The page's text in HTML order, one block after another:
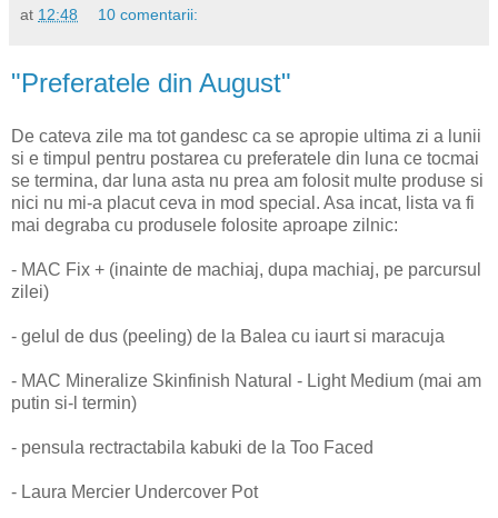
at 12:48 10 comentarii:
"Preferatele din August"
De cateva zile ma tot gandesc ca se apropie ultima zi a lunii
si e timpul pentru postarea cu preferatele din luna ce tocmai
se termina, dar luna asta nu prea am folosit multe produse si
nici nu mi-a placut ceva in mod special. Asa incat, lista va fi
mai degraba cu produsele folosite aproape zilnic:
- MAC Fix + (inainte de machiaj, dupa machiaj, pe parcursul
zilei)
- gelul de dus (peeling) de la Balea cu iaurt si maracuja
- MAC Mineralize Skinfinish Natural - Light Medium (mai am
putin si-l termin)
- pensula rectractabila kabuki de la Too Faced
- Laura Mercier Undercover Pot